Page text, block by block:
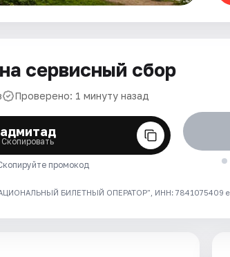
сервисный сбор
Проверено: 1 минуту назад
адмитад
Скопировать
промокод
БИЛЕТНЫЙ ОПЕРАТОР", ИНН: 7841075409